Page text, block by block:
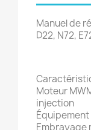
Manuel de
D22, N72,
Moteur
injection
Embrayage